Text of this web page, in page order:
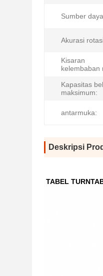
Sumber
Akurasi
Kisaran
kelembaban
Kapasitas
maksimum:
antarmuka:
Deskripsi
TABEL